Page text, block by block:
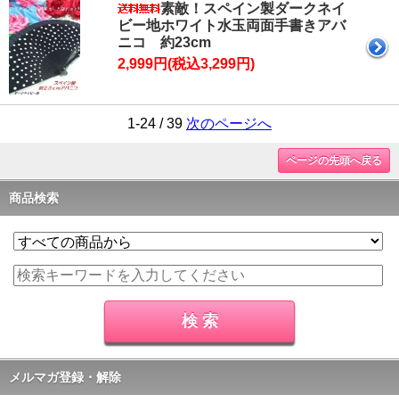
素敵！スペイン製ダークネイ
ビー地ホワイト水玉両面手書きアバ
ニコ 約23cm
2,999円(税込3,299円)
1-24 / 39 次のページへ
ページの先頭へ戻る
商品検索
メルマガ登録・解除